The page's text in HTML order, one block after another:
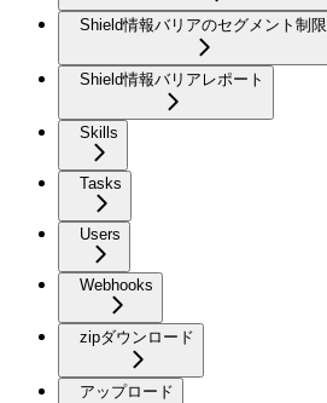
Shield情報バリアのセグメント制限
Shield情報バリアレポート
Skills
Tasks
Users
Webhooks
zipダウンロード
アップロード